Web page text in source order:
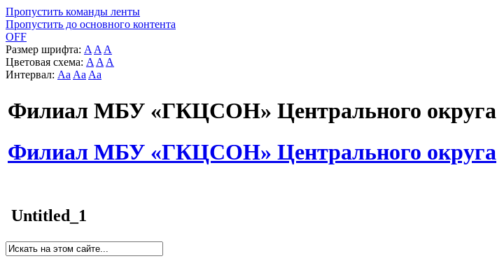
Пропустить команды ленты
Пропустить до основного контента
OFF
Размер шрифта: A A A
Цветовая схема: A A A
Интервал: Aa Aa Aa
Филиал МБУ «ГКЦСОН» Центрального округа
Филиал МБУ «ГКЦСОН» Центрального округа
Untitled_1